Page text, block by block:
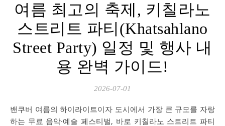
여름 최고의 축제, 키칠라노
스트리트 파티(Khatsahlano
Street Party) 일정 및 행사 내
용 완벽 가이드!
2026-07-01
밴쿠버 여름의 하이라이트이자 도시에서 가장 큰 규모를 자랑
하는 무료 음악·예술 페스티벌, 바로 키칠라노 스트리트 파티